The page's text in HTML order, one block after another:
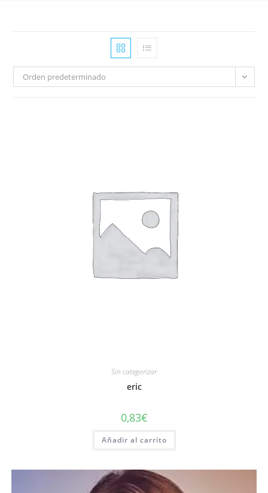
Orden predeterminado
Sin categorizar
eric
0,83€
Añadir al carrito